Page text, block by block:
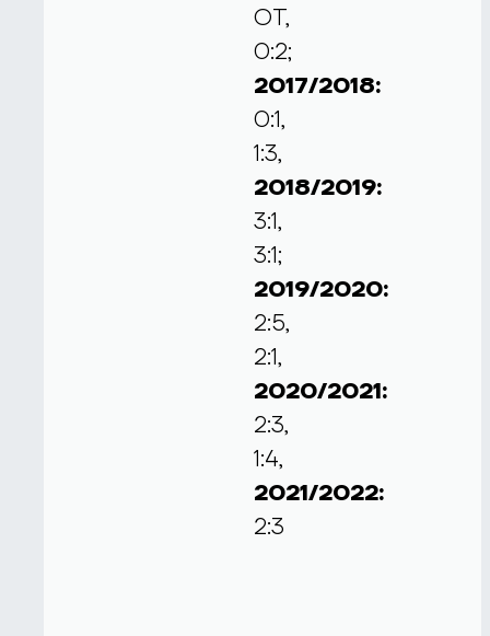
ОТ,
0:2;
2017/2018:
0:1,
1:3,
2018/2019:
3:1,
3:1;
2019/2020:
2:5,
2:1,
2020/2021:
2:3,
1:4,
2021/2022:
2:3